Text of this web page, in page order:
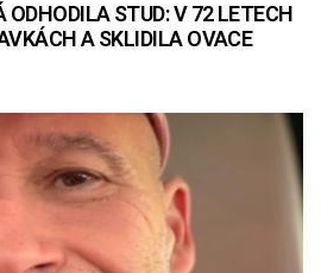
ODHODILA STUD: V 72 LETECH
A SKLIDILA OVACE